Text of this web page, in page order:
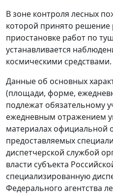
В зоне контроля лесных
которой принято
приостановке работ по
устанавливается
космическими средствами.
Данные об основных
(площади, форме,
подлежат обязательному
ежедневным отражением
материалах официальной
предоставляемых
диспетчерской службой
власти субъекта
специализированную
Федерального агентства